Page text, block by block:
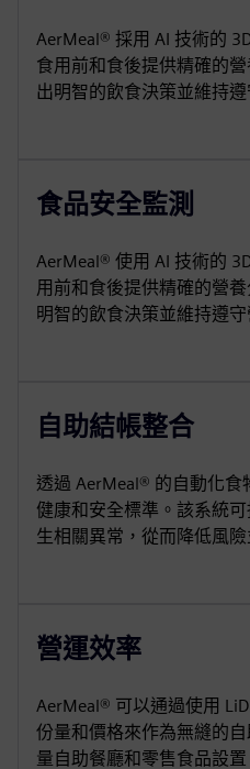
AerMeal® 採用 AI 技術的
食用前和食後提供精確的
出明智的飲食決策並維持遵
食品安全監測
AerMeal® 使用 AI 技術的
用前和食後提供精確的營
明智的飲食決策並維持遵守
自助結帳整合
透過 AerMeal® 的自動化
健康和安全標準。該系統
生相關異常，從而降低風
營運效率
AerMeal® 可以通過使用
份量和價格來作為無縫的
量自助餐廳和零售食品設